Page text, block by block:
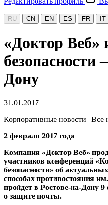
RU CN EN ES FR IT
«Доктор Веб»
безопасности
Дону
31.01.2017
Корпоративные новости | Все
2 февраля 2017 года
Компания «Доктор Веб»
участников конференций
безопасности» об
способах противостояния
пройдет в Ростове-на-Дону
о защите почты.